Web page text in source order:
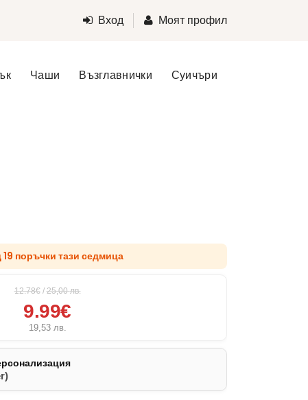
Вход Моят профил
Чаши Възглавнички Суичъри
19 поръчки тази седмица
12.78€ / 25,00лв.
9.99€
19,53 лв.